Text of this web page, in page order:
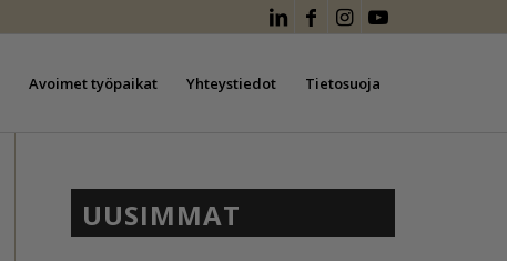
Avoimet työpaikat Yhteystiedot Tietosuoja
UUSIMMAT